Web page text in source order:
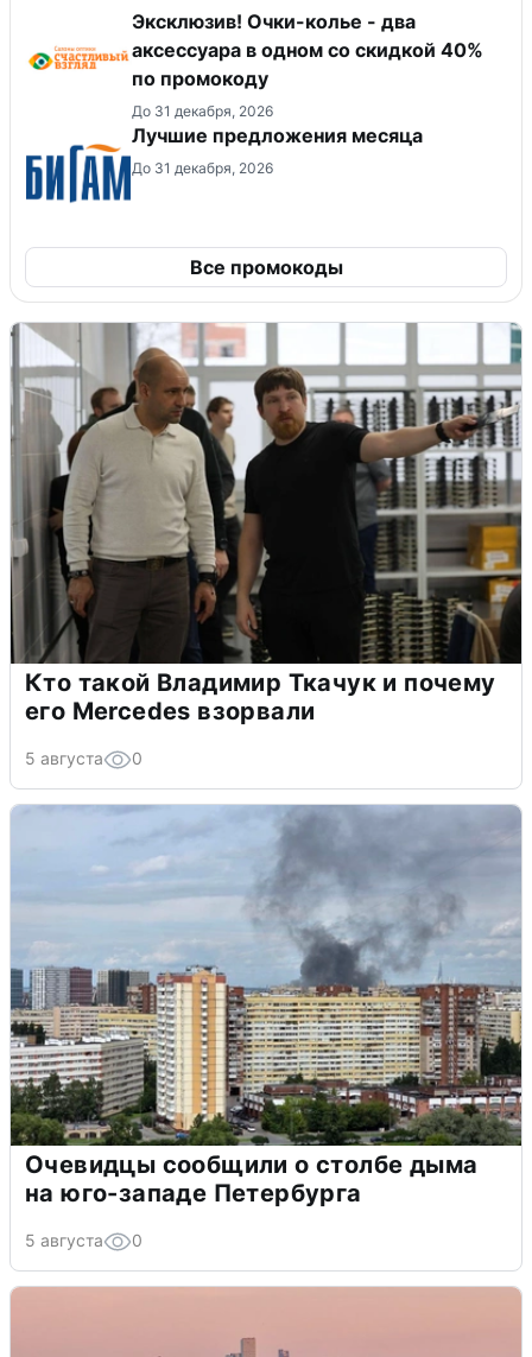
Эксклюзив! Очки-колье - два
аксессуара в одном со скидкой 40%
по промокоду
До 31 декабря, 2026
Лучшие предложения месяца
До 31 декабря, 2026
Все промокоды
Кто такой Владимир Ткачук и почему
его Mercedes взорвали
5 августа 0
Очевидцы сообщили о столбе дыма
на юго-западе Петербурга
5 августа 0